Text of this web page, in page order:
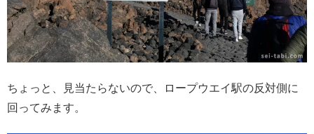
ちょっと、見当たらないので、ロープウエイ駅の反対側に
回ってみます。